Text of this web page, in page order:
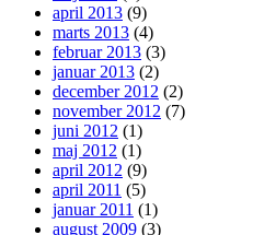
april 2013 (9)
marts 2013 (4)
februar 2013 (3)
januar 2013 (2)
december 2012 (2)
november 2012 (7)
juni 2012 (1)
maj 2012 (1)
april 2012 (9)
april 2011 (5)
januar 2011 (1)
august 2009 (3)